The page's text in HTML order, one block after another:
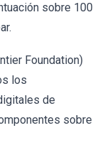
sobre 100
Foundation)
los
de
sobre